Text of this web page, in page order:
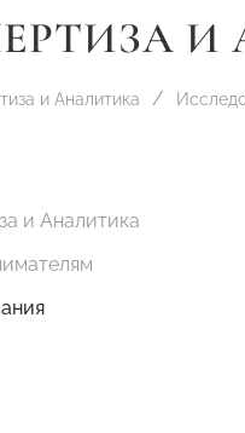
и Аналитика
и Аналитика